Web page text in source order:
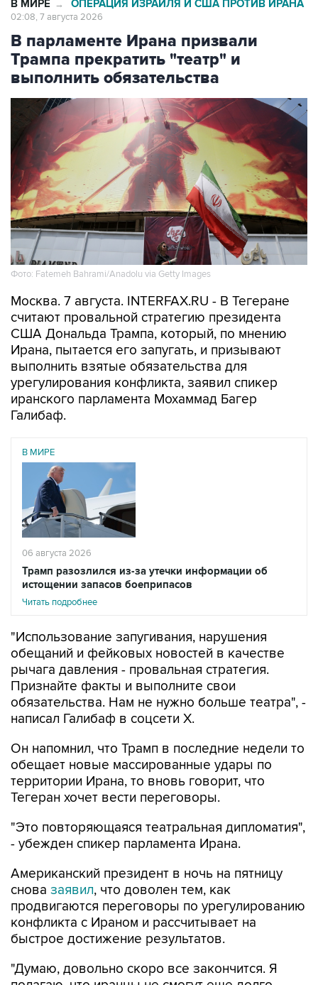
В парламенте Ирана призвали
Трампа прекратить "театр" и
выполнить обязательства
Фото: Fatemeh Bahrami/Anadolu via Getty Images
Москва. 7 августа. INTERFAX.RU - В Тегеране
США Дональда Трампа, который, по мнению
Ирана, пытается его запугать, и призывают
выполнить взятые обязательства для
урегулирования конфликта, заявил спикер
иранского парламента Мохаммад Багер
Галибаф.
В МИРЕ
06 августа 2026
Трамп разозлился из-за утечки информации об
истощении запасов боеприпасов
Читать подробнее
"Использование запугивания, нарушения
рычага давления - провальная стратегия.
Признайте факты и выполните свои
обязательства. Нам не нужно больше театра", -
написал Галибаф в соцсети X.
Он напомнил, что Трамп в последние недели то
территории Ирана, то вновь говорит, что
Тегеран хочет вести переговоры.
"Это повторяющаяся театральная дипломатия",
Американский президент в ночь на пятницу
продвигаются переговоры по урегулированию
конфликта с Ираном и рассчитывает на
быстрое достижение результатов.
"Думаю, довольно скоро все закончится. Я
продолжать противостояние", - сказал Трамп